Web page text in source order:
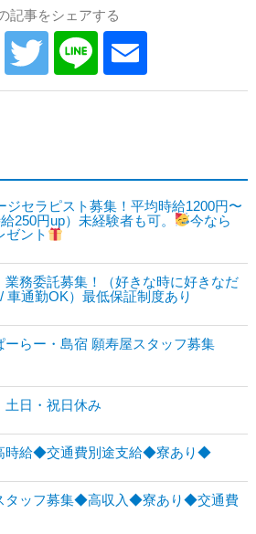
記事をシェアする
ジセラピスト募集！平均時給1200円〜
250円up）未経験者も可。
今なら
ゼント
業務委託募集！（好きな時に好きなだ
車通勤OK）最低保証制度あり
らー・島宿 願寿屋スタッフ募集
土日・祝日休み
給◆交通費別途支給◆寮あり◆
ッフ募集◆高収入◆寮あり◆交通費